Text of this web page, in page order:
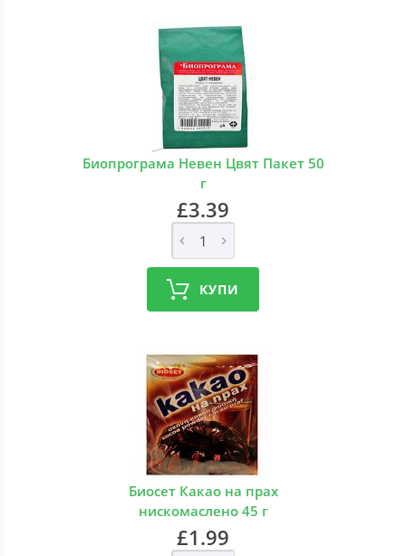
Биопрограма Невен Цвят Пакет 50
г
£3.39
КУПИ
Биосет Какао на прах
нискомаслено 45 г
£1.99